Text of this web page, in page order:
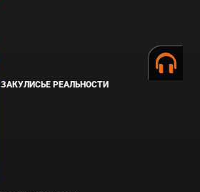
ЗАКУЛИСЬЕ РЕАЛЬНОСТИ